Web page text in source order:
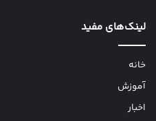
لینک‌های مفید
خانه
آموزش
اخبار